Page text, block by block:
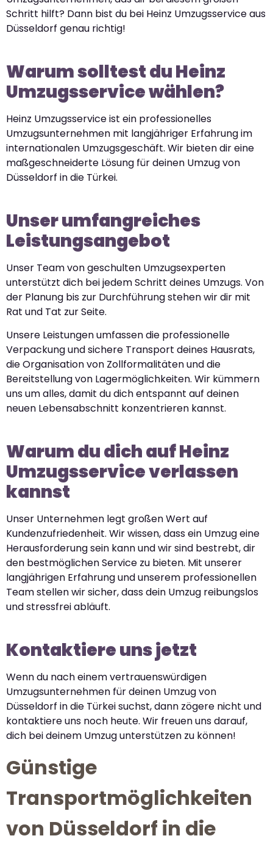
Schritt hilft? Dann bist du bei Heinz Umzugsservice aus
Düsseldorf genau richtig!
Warum solltest du Heinz
Umzugsservice wählen?
Heinz Umzugsservice ist ein professionelles
Umzugsunternehmen mit langjähriger Erfahrung im
internationalen Umzugsgeschäft. Wir bieten dir eine
maßgeschneiderte Lösung für deinen Umzug von
Düsseldorf in die Türkei.
Unser umfangreiches
Leistungsangebot
Unser Team von geschulten Umzugsexperten
unterstützt dich bei jedem Schritt deines Umzugs. Von
der Planung bis zur Durchführung stehen wir dir mit
Rat und Tat zur Seite.
Unsere Leistungen umfassen die professionelle
Verpackung und sichere Transport deines Hausrats,
die Organisation von Zollformalitäten und die
Bereitstellung von Lagermöglichkeiten. Wir kümmern
uns um alles, damit du dich entspannt auf deinen
neuen Lebensabschnitt konzentrieren kannst.
Warum du dich auf Heinz
Umzugsservice verlassen
kannst
Unser Unternehmen legt großen Wert auf
Kundenzufriedenheit. Wir wissen, dass ein Umzug eine
Herausforderung sein kann und wir sind bestrebt, dir
den bestmöglichen Service zu bieten. Mit unserer
langjährigen Erfahrung und unserem professionellen
Team stellen wir sicher, dass dein Umzug reibungslos
und stressfrei abläuft.
Kontaktiere uns jetzt
Wenn du nach einem vertrauenswürdigen
Umzugsunternehmen für deinen Umzug von
Düsseldorf in die Türkei suchst, dann zögere nicht und
kontaktiere uns noch heute. Wir freuen uns darauf,
dich bei deinem Umzug unterstützen zu können!
Günstige
Transportmöglichkeiten
von Düsseldorf in die